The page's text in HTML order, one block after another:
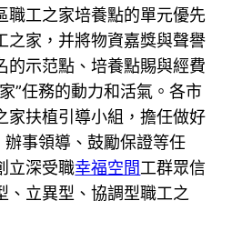
職工之家培養點的單元優先
之家，并將物資嘉獎與聲譽
的示范點、培養點賜與經費
”任務的動力和活氣。各市
家扶植引導小組，擔任做好
辦事領導、鼓勵保證等任
立深受職幸福空間工群眾信
、立異型、協調型職工之